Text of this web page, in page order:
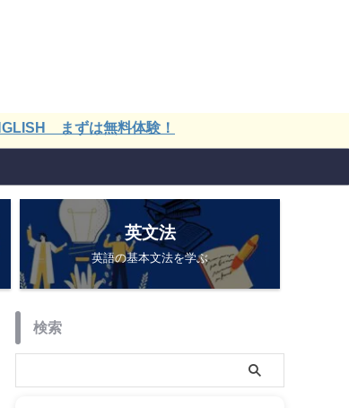
は無料体験！
英文法
英語の基本文法を学ぶ
検索